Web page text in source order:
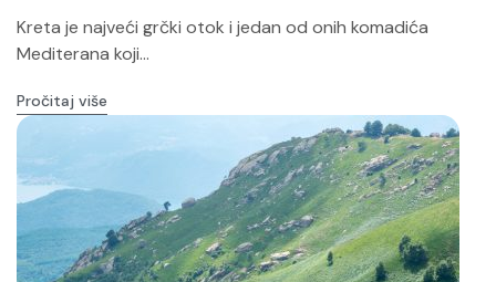
Kreta je najveći grčki otok i jedan od onih komadića
Mediterana koji...
Pročitaj više